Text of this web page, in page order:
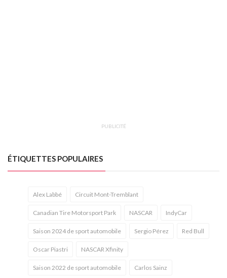
PUBLICITÉ
ÉTIQUETTES POPULAIRES
Alex Labbé Circuit Mont-Tremblant
Canadian Tire Motorsport Park NASCAR IndyCar
Saison 2024 de sport automobile Sergio Pérez Red Bull
Oscar Piastri NASCAR Xfinity
Saison 2022 de sport automobile Carlos Sainz